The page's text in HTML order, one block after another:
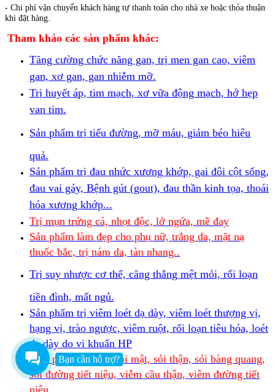
- Chi phí vận chuyển khách hàng tự thanh toán cho nhà xe hoặc thỏa thuận
khi đặt hàng.
Tham khảo các sản phẩm khác:
Tăng cường chức năng gan, trị men gan cao, viêm
gan, xơ gan, gan nhiễm mỡ.
Trị huyết áp, tim mạch, xơ vữa động mạch, hở hẹp
van tim.
Sản phẩm trị tiểu đường, mỡ máu, giảm béo hiệu
quả.
Sản phẩm trị đau nhức xương khớp, gai đôi cột sống,
đau vai gáy, Bệnh gút (gout), đau thần kinh tọa, thoái
hóa xương khớp...
Trị mụn trứng cá, nhọt độc, lở ngứa, mề đay
Sản phẩm làm đẹp cho phụ nữ, trắng da, mặt nạ
thuốc bắc, trị nám da, tàn nhang..
Trị suy nhược cơ thể, căng thẳng mệt mỏi, rối loạn
tiền đình, mất ngủ.
Sản phẩm trị viêm loét dạ dày, viêm loét thượng vị,
hạng vị, trào ngược, viêm ruột, rối loạn tiêu hóa, loét
dạ dày do vi khuẩn HP
Sản phẩm điều trị sỏi mật, sỏi thận, sỏi bàng quang,
sỏi đường tiết niệu, viễm cầu thận, viêm đường tiết
niệu.
Bạn cần hỗ trợ?